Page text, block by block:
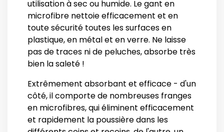
utilisation à sec ou humide. Le gant en
microfibre nettoie efficacement et en
toute sécurité toutes les surfaces en
plastique, en métal et en verre. Ne laisse
pas de traces ni de peluches, absorbe très
bien la saleté !
Extrêmement absorbant et efficace - d'un
côté, il comporte de nombreuses franges
en microfibres, qui éliminent efficacement
et rapidement la poussière dans les